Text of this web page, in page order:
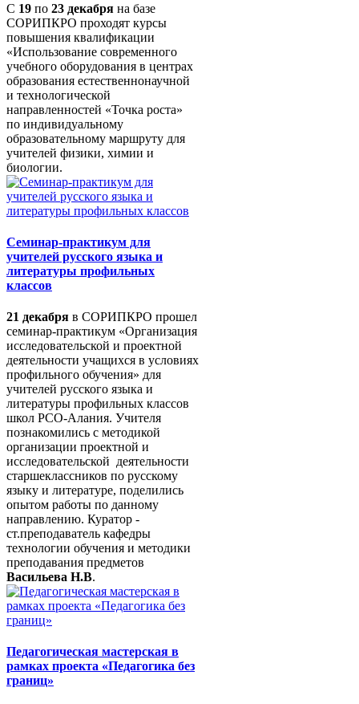
С 19 по 23 декабря на базе
СОРИПКРО проходят курсы
повышения квалификации
«Использование современного
учебного оборудования в центрах
образования естественнонаучной
и технологической
направленностей «Точка роста»
по индивидуальному
образовательному маршруту для
учителей физики, химии и
биологии.
Семинар-практикум для
учителей русского языка и
литературы профильных
классов
21 декабря в СОРИПКРО прошел
семинар-практикум «Организация
исследовательской и проектной
деятельности учащихся в условиях
профильного обучения» для
учителей русского языка и
литературы профильных классов
школ РСО-Алания. Учителя
познакомились с методикой
организации проектной и
исследовательской деятельности
старшеклассников по русскому
языку и литературе, поделились
опытом работы по данному
направлению. Куратор -
ст.преподаватель кафедры
технологии обучения и методики
преподавания предметов
Васильева Н.В.
Педагогическая мастерская в
рамках проекта «Педагогика без
границ»